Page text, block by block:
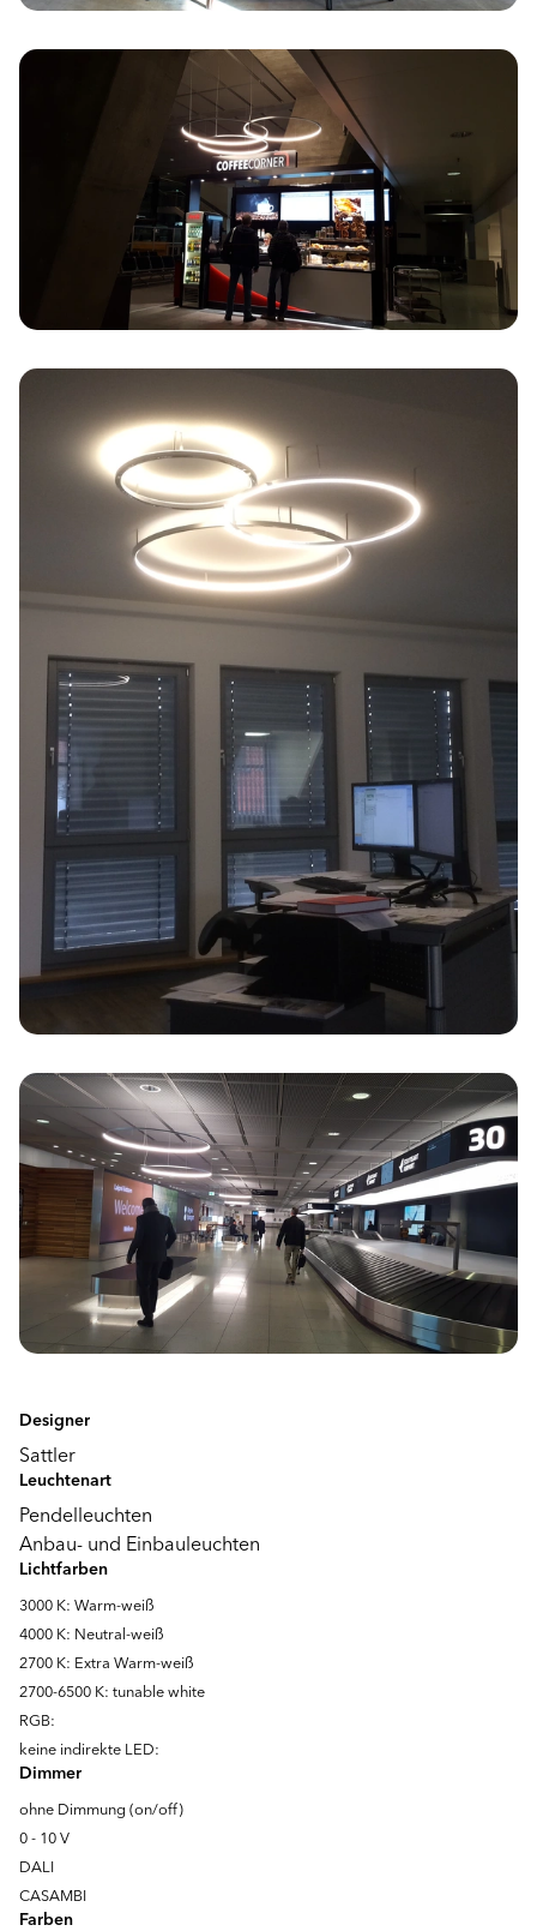
Designer
Sattler
Leuchtenart
Pendelleuchten
Anbau- und Einbauleuchten
Lichtfarben
3000 K: Warm-weiß
4000 K: Neutral-weiß
2700 K: Extra Warm-weiß
2700-6500 K: tunable white
RGB:
keine indirekte LED:
Dimmer
ohne Dimmung (on/off)
0 - 10 V
DALI
CASAMBI
Farben